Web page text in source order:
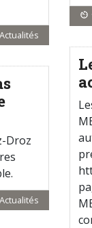
Actualités
Droz
Actualités